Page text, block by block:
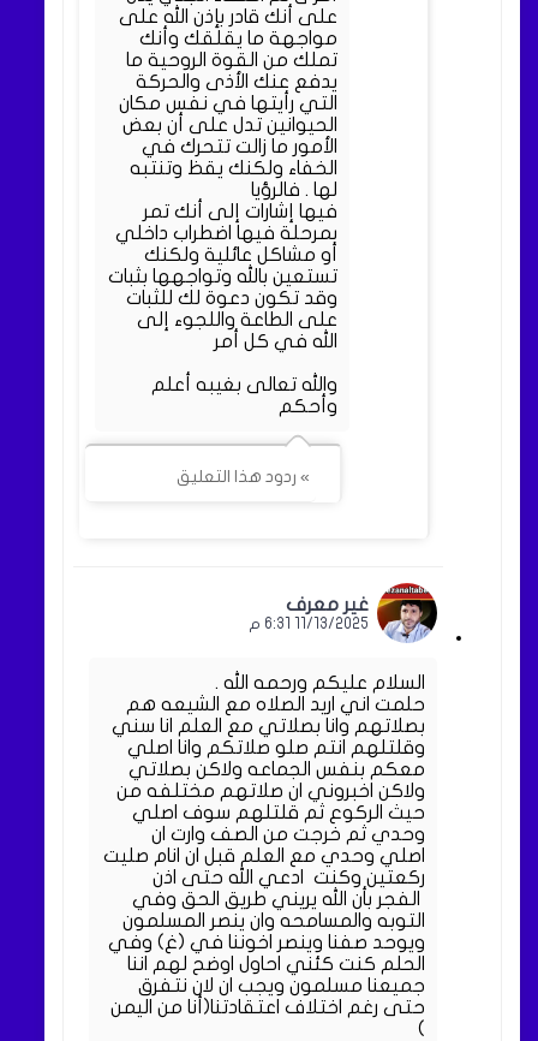
على أنك قادر بإذن الله على
مواجهة ما يقلقك وأنك
تملك من القوة الروحية ما
يدفع عنك الأذى والحركة
التي رأيتها في نفس مكان
الحيوانين تدل على أن بعض
الأمور ما زالت تتحرك في
الخفاء ولكنك يقظ وتنتبه
لها . فالرؤيا
فيها إشارات إلى أنك تمر
بمرحلة فيها اضطراب داخلي
أو مشاكل عائلية ولكنك
تستعين بالله وتواجهها بثبات
وقد تكون دعوة لك للثبات
على الطاعة واللجوء إلى
الله في كل أمر
والله تعالى بغيبه أعلم
وأحكم
» ردود هذا التعليق
غير معرف
11/13/2025 6:31 م
السلام عليكم ورحمه الله .
حلمت اني اريد الصلاه مع الشيعه هم
بصلاتهم وانا بصلاتي مع العلم انا سني
وقلتلهم انتم صلو صلاتكم وانا اصلي
معكم بنفس الجماعه ولاكن بصلاتي
ولاكن اخبروني ان صلاتهم مختلفه من
حيث الركوع ثم قلتلهم سوف اصلي
وحدي ثم خرجت من الصف وارت ان
اصلي وحدي مع العلم قبل ان انام صليت
ركعتين وكنت ‏ ‏ادعي الله حتى اذن
الفجر ‏بأن الله يريني طريق الحق وفي
التوبه والمسامحه وان ينصر المسلمون
ويوحد صفنا وينصر اخوننا في (غ) وفي
الحلم كنت كئني احاول اوضح لهم اننا
جميعنا مسلمون ويجب ان لان نتفرق
حتى رغم اختلاف اعتقادتنا(أنا من اليمن
)